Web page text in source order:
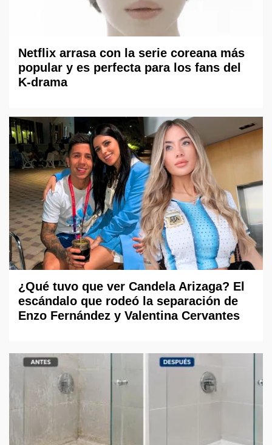
Netflix arrasa con la serie coreana más
popular y es perfecta para los fans del
K-drama
¿Qué tuvo que ver Candela Arizaga? El
escándalo que rodeó la separación de
Enzo Fernández y Valentina Cervantes